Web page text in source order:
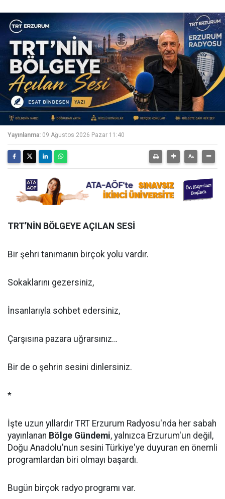
Yayınlanma: 09 Ağustos 2026 Pazar 11:40
TRT’NİN BÖLGEYE AÇILAN SESİ
Bir şehri tanımanın birçok yolu vardır.
Sokaklarını gezersiniz,
İnsanlarıyla sohbet edersiniz,
Çarşısına pazara uğrarsınız…
Bir de o şehrin sesini dinlersiniz.
*
İşte uzun yıllardır TRT Erzurum Radyosu'nda her sabah
yayınlanan Bölge Gündemi, yalnızca Erzurum'un değil,
Doğu Anadolu'nun sesini Türkiye'ye duyuran en önemli
programlardan biri olmayı başardı.
Bugün birçok radyo programı var.